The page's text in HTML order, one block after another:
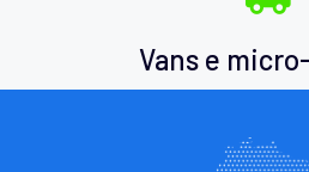
Vans e